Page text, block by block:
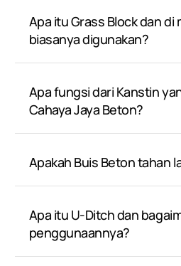
Apa itu Grass Block dan di
biasanya digunakan?
Apa fungsi dari Kanstin
Cahaya Jaya Beton?
Apakah Buis Beton tahan
Apa itu U-Ditch dan
penggunaannya?